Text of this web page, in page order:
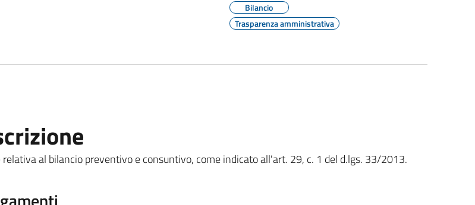
Bilancio
Trasparenza amministrativa
relativa al bilancio preventivo e consuntivo, come indicato all'art. 29, c. 1 del d.lgs. 33/2013.